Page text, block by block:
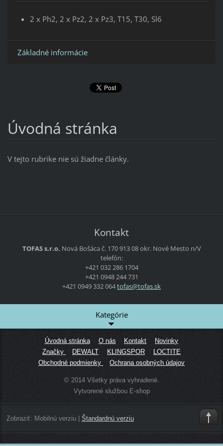
2 x Ph2, 2 x Pz2, 2 x Pz3, T15, T30, Sl6
Základné informácie
Úvodná stránka
V tejto rubrike nie sú žiadne články.
Kontakt
TOFAS s.r.o. Nová Bošáca č. 170913 08 okr. Nové Mesto n/V
telefón:
+421 032 286 1704
+421 0948 244 731
+421 0949 332 064tofas@tofas.sk
Kategórie
Úvodná stránka O nás Kontakt
Novinky
Značky
DEWALT KLINGSPOR
LOCTITE
Obchodné podmienky
Ochrana osobných údajov
© 2014 Všetky práva vyhradené.
Vytvorené službou E-shop
Zobraziť: Mobilnú verziu| Štandardnú verziu